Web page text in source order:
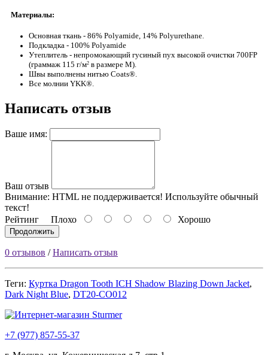
Материалы:
Основная ткань - 86% Polyamide, 14% Polyurethane.
Подкладка - 100% Polyamide
Утеплитель - непромокающий гусиный пух высокой очистки 700FP
(граммаж 115 г/м2 в размере M).
Швы выполнены нитью Coats®.
Все молнии YKK®.
Написать отзыв
Ваше имя:
Ваш отзыв
Внимание: HTML не поддерживается! Используйте обычный
текст!
Рейтинг Плохо Хорошо
Продолжить
0 отзывов /Написать отзыв
Теги: Куртка Dragon Tooth ICH Shadow Blazing Down Jacket,
Dark Night Blue, DT20-CO012
+7 (977) 857-55-37